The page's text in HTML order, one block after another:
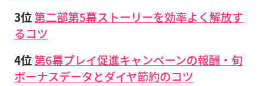
3位第二部第5幕ストーリーを効率よく解放す
るコツ
4位第6幕プレイ促進キャンペーンの報酬・旬
ボーナスデータとダイヤ節約のコツ